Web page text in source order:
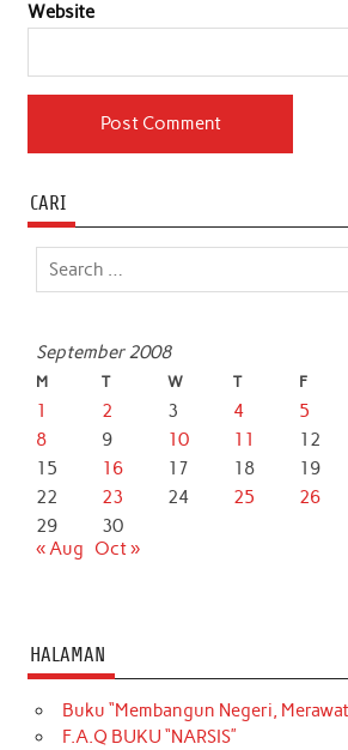
Website
CARI
September 2008
M T W T F
1 2 3 4 5
8
9 10 11 12
15
16 17 18 19
22
23 24 25 26
29
30
« Aug
Oct »
HALAMAN
Buku “Membangun Negeri,
F.A.Q BUKU “NARSIS”